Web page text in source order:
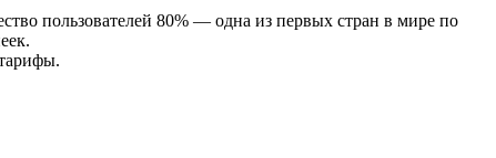
пользователей 80% — одна из первых стран в мире по